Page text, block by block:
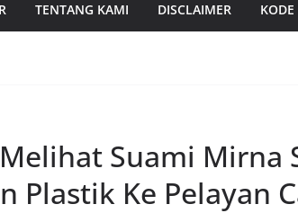
TENTANG KAMI DISCLAIMER KODE
Suami Mirna
Plastik Ke Pelayan